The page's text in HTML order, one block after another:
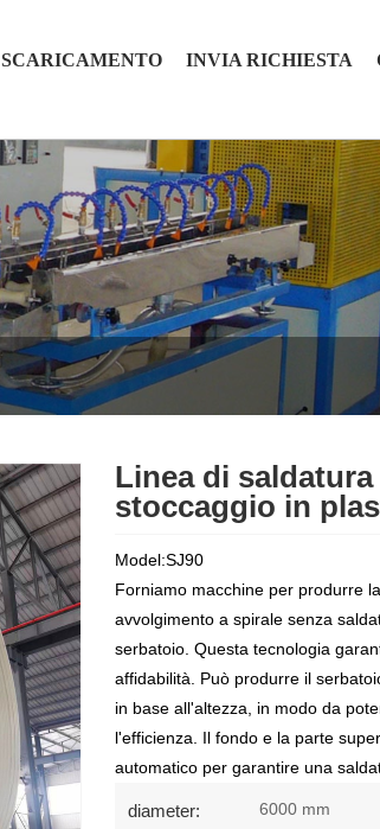
SCARICAMENTO INVIA RICHIESTA
Linea di
stoccaggio in
Model:SJ90
Forniamo macchine per produrre
avvolgimento a spirale senza
serbatoio. Questa tecnologia
affidabilità. Può produrre il
in base all'altezza, in modo da
l'efficienza. Il fondo e la parte
automatico per garantire una
diameter: 6000 mm